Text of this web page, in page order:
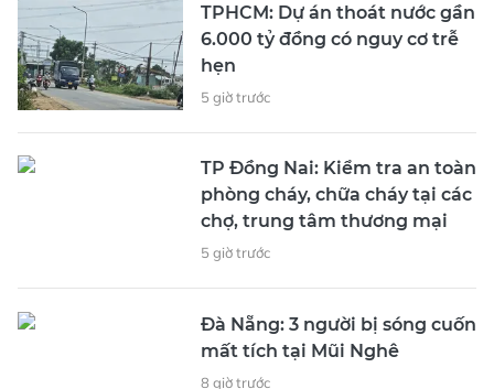
TPHCM: Dự án thoát nước gần
6.000 tỷ đồng có nguy cơ trễ
hẹn
5 giờ trước
TP Đồng Nai: Kiểm tra an toàn
phòng cháy, chữa cháy tại các
chợ, trung tâm thương mại
5 giờ trước
Đà Nẵng: 3 người bị sóng cuốn
mất tích tại Mũi Nghê
8 giờ trước